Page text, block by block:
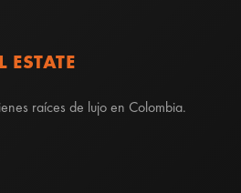
ESTATE
raíces de lujo en Colombia.